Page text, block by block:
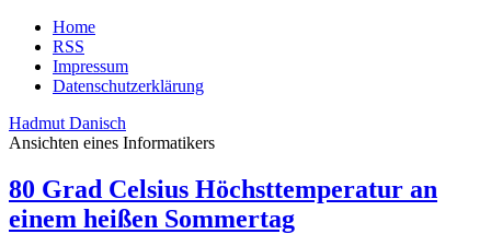
Home
RSS
Impressum
Datenschutzerklärung
Hadmut Danisch
Ansichten eines Informatikers
80 Grad Celsius Höchsttemperatur an
einem heißen Sommertag